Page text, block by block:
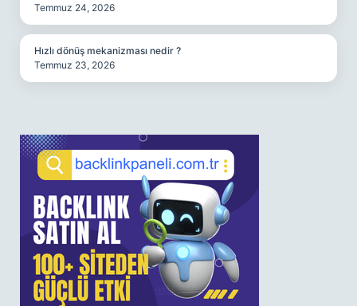
Temmuz 24, 2026
Hızlı dönüş mekanizması nedir ?
Temmuz 23, 2026